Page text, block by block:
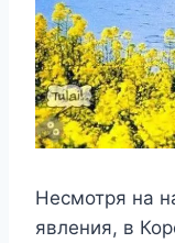
Несмотря на
явления, в